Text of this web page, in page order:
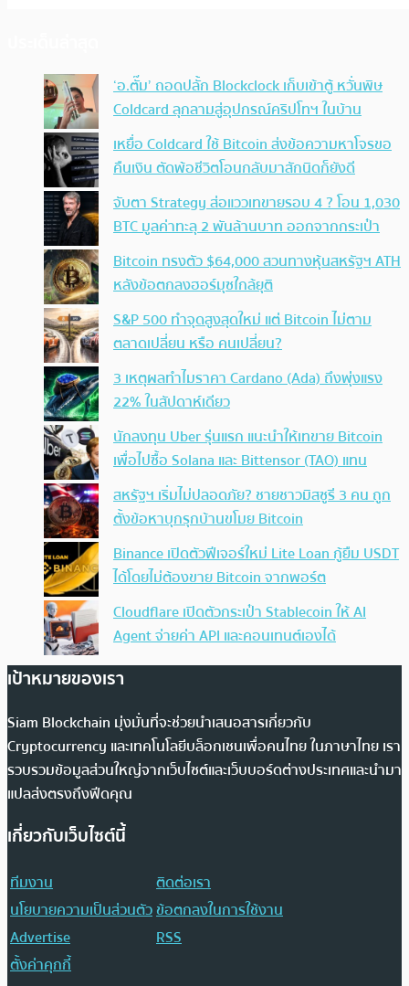
‘อ.ตั๊ม’ ถอดปลั้ก Blockclock เก็บเข้าตู้ หวั่นพิษ
Coldcard ลุกลามสู่อุปกรณ์คริปโทฯ ในบ้าน
เหยื่อ Coldcard ใช้ Bitcoin ส่งข้อความหาโจรขอ
คืนเงิน ตัดพ้อชีวิตโอนกลับมาสักนิดก็ยังดี
จับตา Strategy ส่อแววเทขายรอบ 4 ? โอน 1,030
BTC มูลค่าทะลุ 2 พันล้านบาท ออกจากกระเป๋า
Bitcoin ทรงตัว $64,000 สวนทางหุ้นสหรัฐฯ ATH
หลังข้อตกลงฮอร์มุซใกล้ยุติ
S&P 500 ทำจุดสูงสุดใหม่ แต่ Bitcoin ไม่ตาม
ตลาดเปลี่ยน หรือ คนเปลี่ยน?
3 เหตุผลทำไมราคา Cardano (Ada) ถึงพุ่งแรง
22% ในสัปดาห์เดียว
นักลงทุน Uber รุ่นแรก แนะนำให้เทขาย Bitcoin
เพื่อไปซื้อ Solana และ Bittensor (TAO) แทน
สหรัฐฯ เริ่มไม่ปลอดภัย? ชายชาวมิสซูรี 3 คน ถูก
ตั้งข้อหาบุกรุกบ้านขโมย Bitcoin
Binance เปิดตัวฟีเจอร์ใหม่ Lite Loan กู้ยืม USDT
ได้โดยไม่ต้องขาย Bitcoin จากพอร์ต
Cloudflare เปิดตัวกระเป๋า Stablecoin ให้ AI
Agent จ่ายค่า API และคอนเทนต์เองได้
เป้าหมายของเรา
Siam Blockchain มุ่งมั่นที่จะช่วยนำเสนอสารเกี่ยวกับ
Cryptocurrency และเทคโนโลยีบล็อกเชนเพื่อคนไทย ในภาษาไทย เรา
รวบรวมข้อมูลส่วนใหญ่จากเว็บไซต์และเว็บบอร์ดต่างประเทศและนำมา
แปลส่งตรงถึงฟีดคุณ
เกี่ยวกับเว็บไซต์นี้
ทีมงาน
ติดต่อเรา
นโยบายความเป็นส่วนตัวข้อตกลงในการใช้งาน
Advertise
RSS
ตั้งค่าคุกกี้